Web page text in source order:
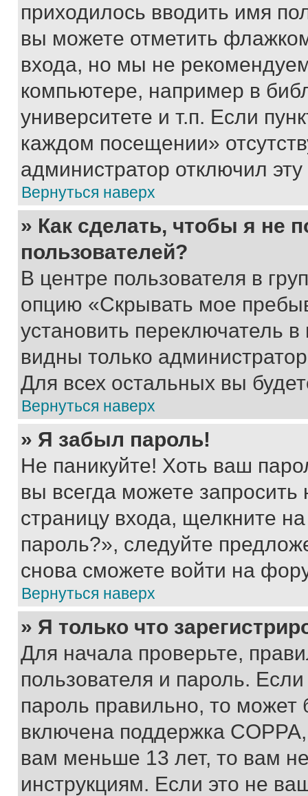
приходилось вводить имя
вы можете отметить
входа, но мы не
компьютере, например в
университете и т.п. Если
каждом посещении»
администратор отключил
Вернуться наверх
» Как сделать, чтобы я не
пользователей?
В центре пользователя в
опцию «Скрывать мое
установить переключатель
видны только
Для всех остальных вы
Вернуться наверх
» Я забыл пароль!
Не паникуйте! Хоть ваш
вы всегда можете
страницу входа, щелкните
пароль?», следуйте
снова сможете войти на
Вернуться наверх
» Я только что
Для начала проверьте,
пользователя и пароль.
пароль правильно, то может
включена поддержка
вам меньше 13 лет, то вам
инструкциям. Если это не